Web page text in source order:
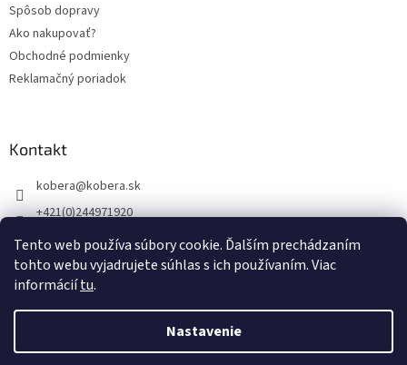
Tento web používa súbory cookie. Ďalším prechádzaním
tohto webu vyjadrujete súhlas s ich používaním. Viac
informáciítu.
Nastavenie
Spôsob dopravy
Ako nakupovať?
Obchodné podmienky
Reklamačný poriadok
Kontakt
kobera@kobera.sk
+421(0)244971920
+421(0)903256446